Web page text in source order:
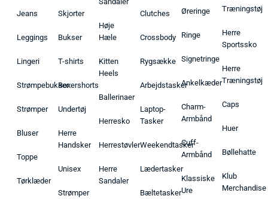
Jeans
Leggings
Lingeri
Strømpebukser
Strømper
Bluser
Toppe
Tørklæder
Skjorter
Bukser
T-shirts
Boxershorts
Undertøj
Herre
Handsker
Unisex
Strømper
Høje
Hæle
Kitten
Heels
Ballerinaer
Herresko
Herrestøvler
Herre
Sandaler
Clutches
Crossbody
Rygsække
Arbejdstasker
Laptop-
Tasker
Weekendtasker
Lædertasker
Bæltetasker
Øreringe
Ringe
Signetringe
Ankelkæder
Charm-
Armbånd
Cuff-
Armbånd
Klassiske
Ure
Træningstøj
Herre
Sportssko
Herre
Træningstøj
Caps
Huer
Bøllehatte
Klub
Merchandise